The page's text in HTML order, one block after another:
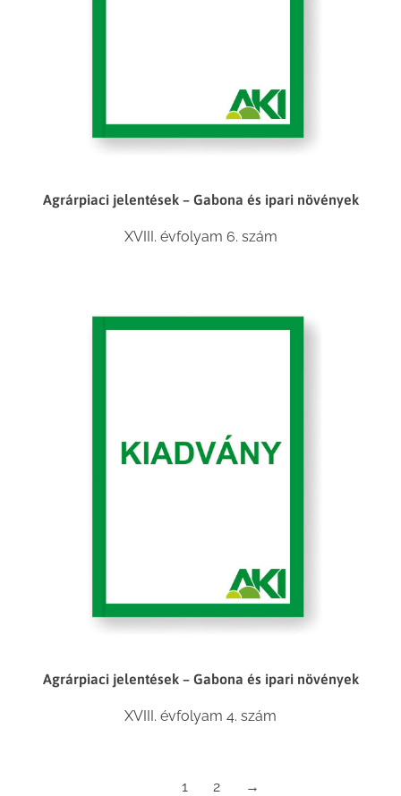
Agrárpiaci jelentések – Gabona és ipari növények
XVIII. évfolyam 6. szám
Agrárpiaci jelentések – Gabona és ipari növények
XVIII. évfolyam 4. szám
1 2 →